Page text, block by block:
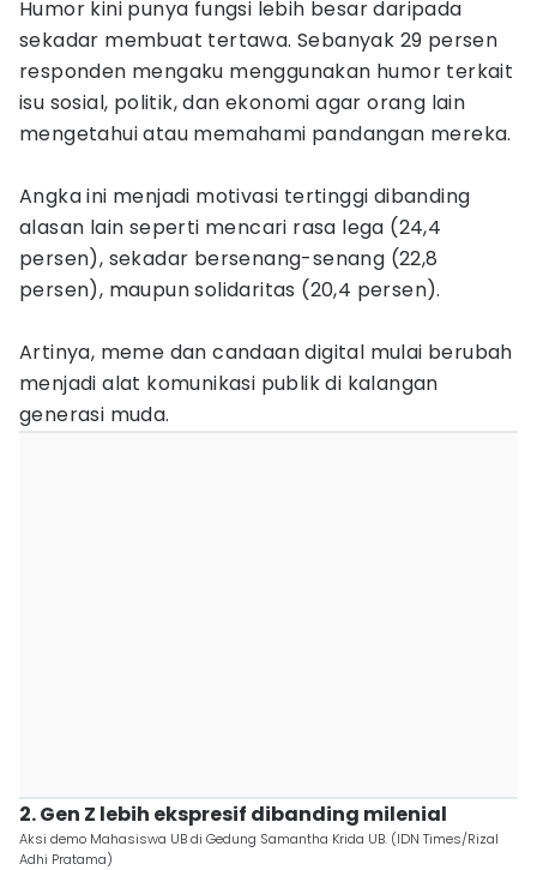
Humor kini punya fungsi lebih besar daripada
sekadar membuat tertawa. Sebanyak 29 persen
responden mengaku menggunakan humor terkait
isu sosial, politik, dan ekonomi agar orang lain
mengetahui atau memahami pandangan mereka.
Angka ini menjadi motivasi tertinggi dibanding
alasan lain seperti mencari rasa lega (24,4
persen), sekadar bersenang-senang (22,8
persen), maupun solidaritas (20,4 persen).
Artinya, meme dan candaan digital mulai berubah
menjadi alat komunikasi publik di kalangan
generasi muda.
2. Gen Z lebih ekspresif dibanding milenial
Aksi demo Mahasiswa UB di Gedung Samantha Krida UB. (IDN Times/Rizal
Adhi Pratama)